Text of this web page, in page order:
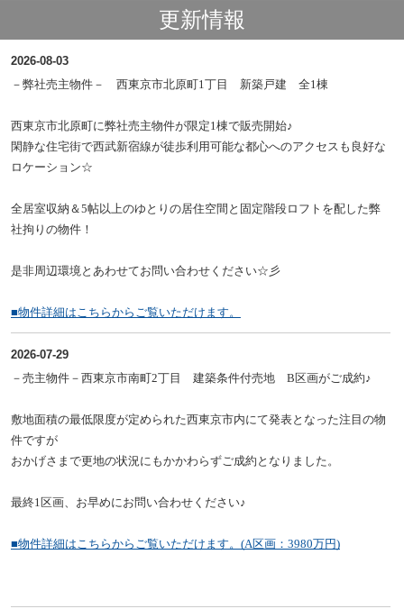
更新情報
2026-08-03
－弊社売主物件－ 西東京市北原町1丁目 新築戸建 全1棟
西東京市北原町に弊社売主物件が限定1棟で販売開始♪
閑静な住宅街で西武新宿線が徒歩利用可能な都心へのアクセスも良好な
ロケーション☆
全居室収納＆5帖以上のゆとりの居住空間と固定階段ロフトを配した弊
社拘りの物件！
是非周辺環境とあわせてお問い合わせください☆彡
■物件詳細はこちらからご覧いただけます。
2026-07-29
－売主物件－西東京市南町2丁目 建築条件付売地 B区画がご成約♪
敷地面積の最低限度が定められた西東京市内にて発表となった注目の物
件ですが
おかげさまで更地の状況にもかかわらずご成約となりました。
最終1区画、お早めにお問い合わせください♪
■物件詳細はこちらからご覧いただけます。(A区画：3980万円)